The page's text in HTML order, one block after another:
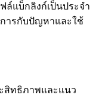
ล์แบ็กลิงก์เป็นประจำ
การกับปัญหาและใช้
สิทธิภาพและแนว